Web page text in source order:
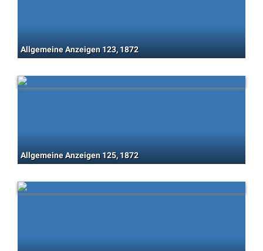
Allgemeine Anzeigen 123, 1872
Allgemeine Anzeigen 125, 1872